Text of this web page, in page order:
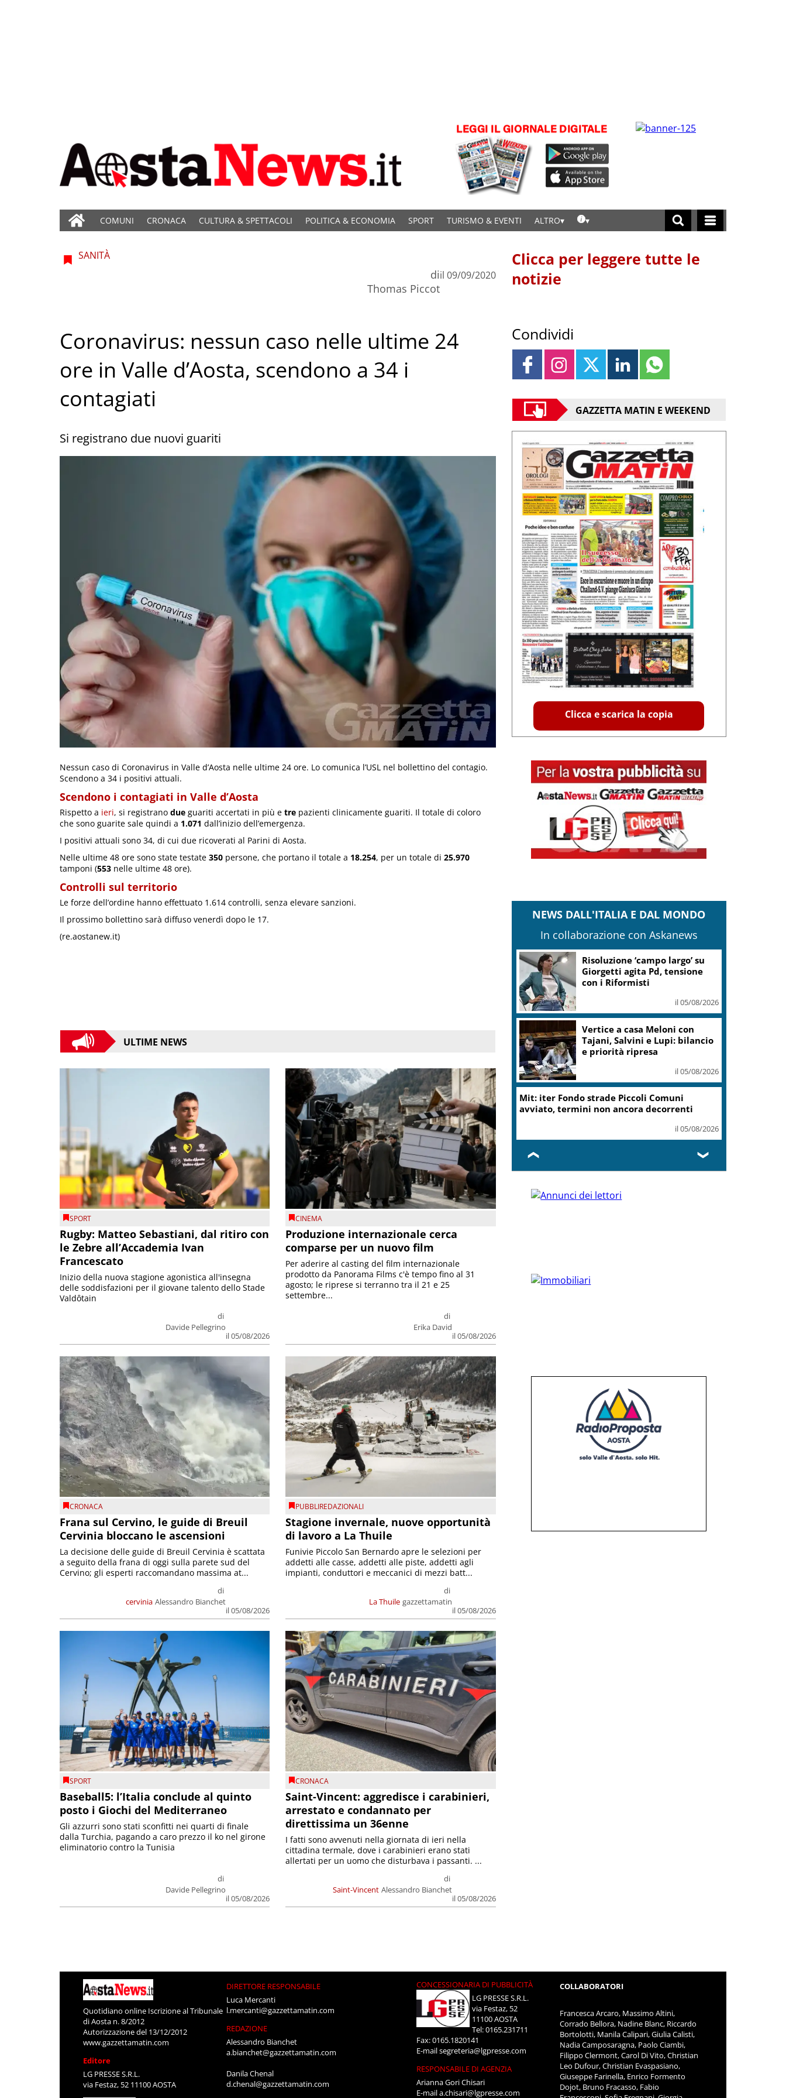
COMUNI CRONACA CULTURA & SPETTACOLI POLITICA & ECONOMIA SPORT TURISMO & EVENTI ALTRO
SANITÀ
di
Thomas Piccot
il 09/09/2020
Coronavirus: nessun caso nelle ultime 24
ore in Valle d’Aosta, scendono a 34 i
contagiati
Si registrano due nuovi guariti
Nessun caso di Coronavirus in Valle d’Aosta nelle ultime 24 ore. Lo comunica l’USL nel bollettino del contagio.
Scendono a 34 i positivi attuali.
Scendono i contagiati in Valle d’Aosta
Rispetto a ieri, si registrano due guariti accertati in più e tre pazienti clinicamente guariti. Il totale di coloro
che sono guarite sale quindi a 1.071 dall’inizio dell’emergenza.
I positivi attuali sono 34, di cui due ricoverati al Parini di Aosta.
Nelle ultime 48 ore sono state testate 350 persone, che portano il totale a 18.254, per un totale di 25.970
tamponi (553 nelle ultime 48 ore).
Controlli sul territorio
Le forze dell’ordine hanno effettuato 1.614 controlli, senza elevare sanzioni.
Il prossimo bollettino sarà diffuso venerdì dopo le 17.
(re.aostanew.it)
ULTIME NEWS
SPORT
Rugby: Matteo Sebastiani, dal ritiro con
le Zebre all’Accademia Ivan
Francescato
di
Davide Pellegrino
il 05/08/2026
Inizio della nuova stagione agonistica all'insegna
delle soddisfazioni per il giovane talento dello Stade
Valdôtain
CINEMA
Produzione internazionale cerca
comparse per un nuovo film
di
Erika David
il 05/08/2026
Per aderire al casting del film internazionale
prodotto da Panorama Films c'è tempo fino al 31
agosto; le riprese si terranno tra il 21 e 25
settembre...
CRONACA
Frana sul Cervino, le guide di Breuil
Cervinia bloccano le ascensioni
cervinia
di
Alessandro Bianchet
il 05/08/2026
La decisione delle guide di Breuil Cervinia è scattata
a seguito della frana di oggi sulla parete sud del
Cervino; gli esperti raccomandano massima at...
PUBBLIREDAZIONALI
Stagione invernale, nuove opportunità
di lavoro a La Thuile
La Thuile
di
gazzettamatin
il 05/08/2026
Funivie Piccolo San Bernardo apre le selezioni per
addetti alle casse, addetti alle piste, addetti agli
impianti, conduttori e meccanici di mezzi batt...
SPORT
Baseball5: l’Italia conclude al quinto
posto i Giochi del Mediterraneo
di
Davide Pellegrino
il 05/08/2026
Gli azzurri sono stati sconfitti nei quarti di finale
dalla Turchia, pagando a caro prezzo il ko nel girone
eliminatorio contro la Tunisia
CRONACA
Saint-Vincent: aggredisce i carabinieri,
arrestato e condannato per
direttissima un 36enne
Saint-Vincent
di
Alessandro Bianchet
il 05/08/2026
I fatti sono avvenuti nella giornata di ieri nella
cittadina termale, dove i carabinieri erano stati
allertati per un uomo che disturbava i passanti. ...
Clicca per leggere tutte le
notizie
Condividi
GAZZETTA MATIN E WEEKEND
Clicca e scarica la copia
NEWS DALL'ITALIA E DAL MONDO
In collaborazione con Askanews
Risoluzione ‘campo largo’ su
Giorgetti agita Pd, tensione
con i Riformisti
il 05/08/2026
Vertice a casa Meloni con
Tajani, Salvini e Lupi: bilancio
e priorità ripresa
il 05/08/2026
Mit: iter Fondo strade Piccoli Comuni
avviato, termini non ancora decorrenti
il 05/08/2026
❮ ❯
Quotidiano online Iscrizione al Tribunale
di Aosta n. 8/2012
Autorizzazione del 13/12/2012
www.gazzettamatin.com
Editore
LG PRESSE S.R.L.
via Festaz, 52 11100 AOSTA
DIRETTORE RESPONSABILE
Luca Mercanti
l.mercanti@gazzettamatin.com
REDAZIONE
Alessandro Bianchet
a.bianchet@gazzettamatin.com
Danila Chenal
d.chenal@gazzettamatin.com
CONCESSIONARIA DI PUBBLICITÀ
LG PRESSE S.R.L.
via Festaz, 52
11100 AOSTA
Tel: 0165.231711
Fax: 0165.1820141
E-mailsegreteria@lgpresse.com
RESPONSABILE DI AGENZIA
Arianna Gori Chisari
E-maila.chisari@lgpresse.com
COLLABORATORI
Francesca Arcaro, Massimo Altini,
Corrado Bellora, Nadine Blanc, Riccardo
Bortolotti, Manila Calipari, Giulia Calisti,
Nadia Camposaragna, Paolo Ciambi,
Filippo Clermont, Carol Di Vito, Christian
Leo Dufour, Christian Evaspasiano,
Giuseppe Farinella, Enrico Formento
Dojot, Bruno Fracasso, Fabio